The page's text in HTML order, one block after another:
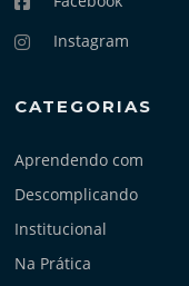
Instagram
CATEGORIAS
Aprendendo com
Descomplicando
Institucional
Na Prática